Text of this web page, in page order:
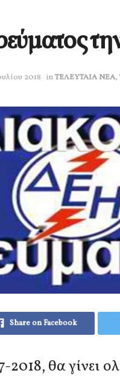
2018 inΤΕΛΕΥΤΑΙΑ ΝΕΑ,
Share on Facebook
2018, θα γίνει